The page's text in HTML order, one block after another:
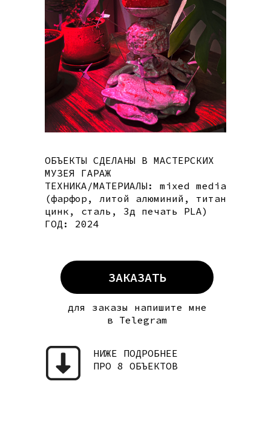
для заказы напишите мне
в Telegram
ОБЪЕКТЫ СДЕЛАНЫ В МАСТЕРСКИХ
МУЗЕЯ ГАРАЖ
ТЕХНИКА/МАТЕРИАЛЫ: mixed media
(фарфор, литой алюминий, титан
цинк, сталь, 3д печать PLA)
ГОД: 2024
НИЖЕ ПОДРОБНЕЕ
ПРО 8 ОБЪЕКТОВ
ЗАКАЗАТЬ